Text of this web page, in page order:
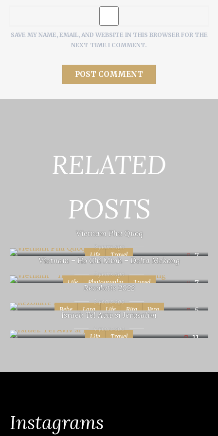
SAVE MY NAME, EMAIL, AND WEBSITE IN THIS BROWSER FOR THE
NEXT TIME I COMMENT.
RELATED
POSTS
Life Travel 7
Vietnam Phu Quoq
3 years ago
Life Photography Travel 7
Vietnam – Ho Chi Minh – Delta Mekong
3 years ago
Bebe Lara Life Rita Vera 5
Rezolutie 2022
3 years ago
Life Travel 11
Israel: Tel Aviv si Jerusalim
4 years ago
Instagrams